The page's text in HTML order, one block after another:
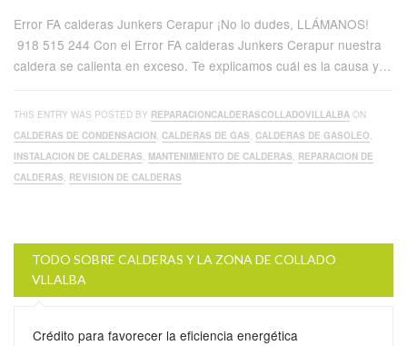
Error FA calderas Junkers Cerapur ¡No lo dudes, LLÁMANOS!
918 515 244 Con el Error FA calderas Junkers Cerapur nuestra
caldera se calienta en exceso. Te explicamos cuál es la causa y…
THIS ENTRY WAS POSTED BY REPARACIONCALDERASCOLLADOVILLALBA ON
CALDERAS DE CONDENSACION, CALDERAS DE GAS, CALDERAS DE GASOLEO,
INSTALACION DE CALDERAS, MANTENIMIENTO DE CALDERAS, REPARACION DE
CALDERAS, REVISION DE CALDERAS
TODO SOBRE CALDERAS Y LA ZONA DE COLLADO
VLLALBA
Crédito para favorecer la eficiencia energética